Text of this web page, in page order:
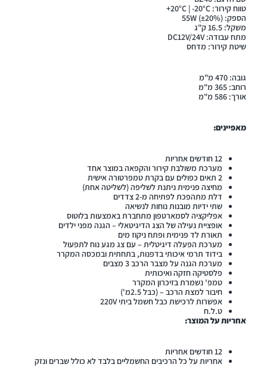
טווח קירור: 20°C | -20°C+
הספק: (±20%) 55W
משקל: 16.5 ק"ג
מתח עבודה: DC12V/24V
שיטת קירור: מדחס
גובה: 470 מ"מ
רוחב: 365 מ"מ
אורך: 586 מ"מ
מאפיינים:
12 חודשים אחריות
מערכת משולבת קירור והקפאה במוצר אחד
2 תאים כפולים עם בקרת טמפרטורה אישית
מחיצה פנימית ניתנת לשליפה (לשליטה אחת)
דלת מתהפכת לפתיחה מ-2 צדדים
שתי ידיות מובנות נוחות לנשיאה
אפליקציה לסמארטפון מתחברת באמצעות בלוטוס
אופציית נעילה של הצג הדיגיטאלי – הגנה מפני ילדים
תאורת לד פנימית ופתח ניקוז מים
מערכת הפעלה דיגיטלית – עם צג מגע נוח לתפעול
בידוד תרמי איכותי בדפנות, בתחתית ובמכסה המקרר
מערכת הגנה על מצבר הרכב 3 מצבים
פלסטיקה חזקה ואיכותית
טמפ' נשמרת בזיכרון המקרר
חיבור למצת הרכב – (כבל 2.5מ')
אפשרות לרכישת כבל חשמל ביתי 220V
ט.ל.ח
אחריות על המוצר:
12 חודשים אחריות
אחריות על כל הרכיבים החשמליים בלבד לא כולל שברים ונזק